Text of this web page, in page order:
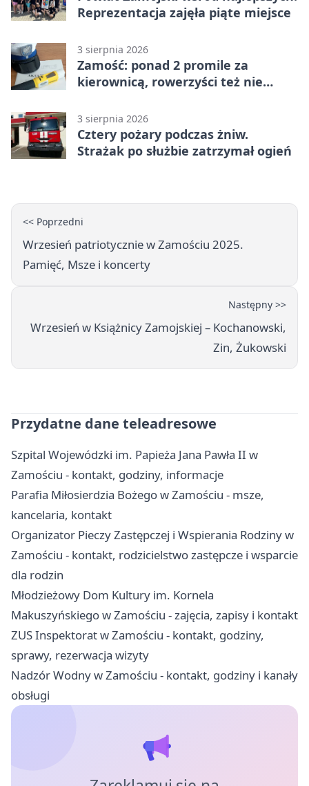
Reprezentacja zajęła piąte miejsce
3 sierpnia 2026
Zamość: ponad 2 promile za
kierownicą, rowerzyści też nie
3 sierpnia 2026
Cztery pożary podczas żniw.
Strażak po służbie zatrzymał ogień
<< Poprzedni
Wrzesień patriotycznie w Zamościu 2025.
Pamięć, Msze i koncerty
Następny >>
Wrzesień w Książnicy Zamojskiej – Kochanowski,
Zin, Żukowski
Przydatne dane teleadresowe
Szpital Wojewódzki im. Papieża Jana Pawła II w
Zamościu - kontakt, godziny, informacje
Parafia Miłosierdzia Bożego w Zamościu - msze,
kancelaria, kontakt
Organizator Pieczy Zastępczej i Wspierania Rodziny w
Zamościu - kontakt, rodzicielstwo zastępcze i wsparcie
dla rodzin
Młodzieżowy Dom Kultury im. Kornela
Makuszyńskiego w Zamościu - zajęcia, zapisy i kontakt
ZUS Inspektorat w Zamościu - kontakt, godziny,
sprawy, rezerwacja wizyty
Nadzór Wodny w Zamościu - kontakt, godziny i kanały
obsługi